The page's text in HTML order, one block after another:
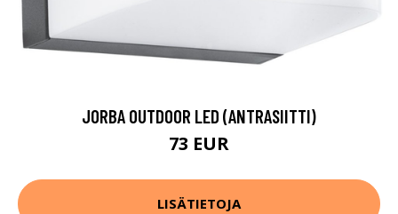
JORBA OUTDOOR LED (ANTRASIITTI)
73 EUR
LISÄTIETOJA